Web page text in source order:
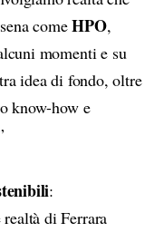
comeHPO,
momenti e su
idea di fondo, oltre
know-how e
:
di Ferrara